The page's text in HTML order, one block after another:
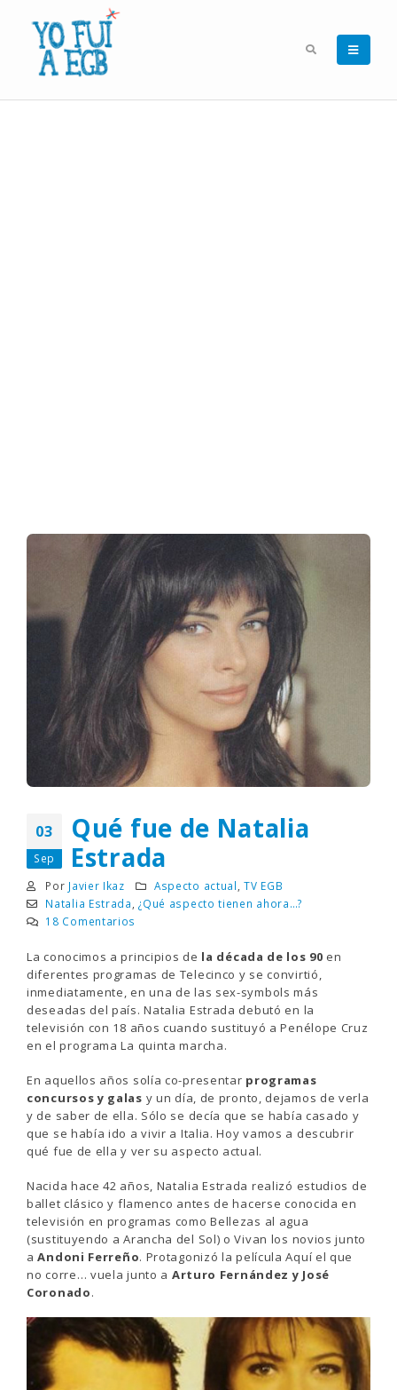
03
Sep
Qué fue de Natalia
Estrada
Por Javier Ikaz Aspecto actual,TV EGB
Natalia Estrada,¿Qué aspecto tienen ahora…?
18 Comentarios
La conocimos a principios de la década de los 90 en
diferentes programas de Telecinco y se convirtió,
inmediatamente, en una de las sex-symbols más
deseadas del país. Natalia Estrada debutó en la
televisión con 18 años cuando sustituyó a Penélope Cruz
en el programa La quinta marcha.
En aquellos años solía co-presentar programas
concursos y galas y un día, de pronto, dejamos de verla
y de saber de ella. Sólo se decía que se había casado y
que se había ido a vivir a Italia. Hoy vamos a descubrir
qué fue de ella y ver su aspecto actual.
Nacida hace 42 años, Natalia Estrada realizó estudios de
ballet clásico y flamenco antes de hacerse conocida en
televisión en programas como Bellezas al agua
(sustituyendo a Arancha del Sol) o Vivan los novios junto
aAndoni Ferreño. Protagonizó la película Aquí el que
no corre… vuela junto a Arturo Fernández y José
Coronado.